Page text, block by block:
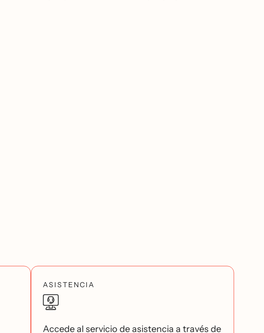
ASISTENCIA
Accede al servicio de asistencia a través de